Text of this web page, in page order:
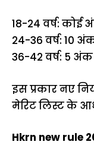
18-24 वर्ष: कोई
24-36 वर्ष: 10
36-42 वर्ष: 5 अंक
इस प्रकार नए
मेरिट लिस्ट के
Hkrn new rule